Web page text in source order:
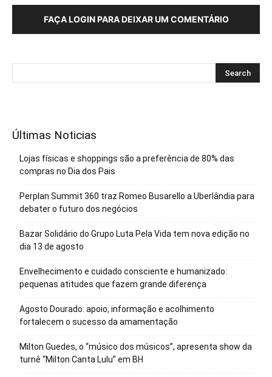
FAÇA LOGIN PARA DEIXAR UM COMENTÁRIO
Últimas Noticias
Lojas físicas e shoppings são a preferência de 80% das
compras no Dia dos Pais
Perplan Summit 360 traz Romeo Busarello a Uberlândia para
debater o futuro dos negócios
Bazar Solidário do Grupo Luta Pela Vida tem nova edição no
dia 13 de agosto
Envelhecimento e cuidado consciente e humanizado:
pequenas atitudes que fazem grande diferença
Agosto Dourado: apoio, informação e acolhimento
fortalecem o sucesso da amamentação
Milton Guedes, o “músico dos músicos”, apresenta show da
turnê “Milton Canta Lulu” em BH